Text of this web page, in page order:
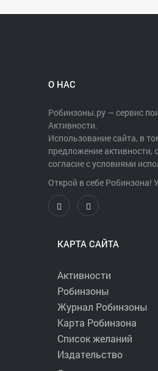
О НАС
Робинзоны.ру — сервис
Активности.
Использование сайта, в
предложение активности,
согласие с условиями
Открой в себе Робинзона!
КАРТА САЙТА
Активности
Робинзоны
Журнал Робинзоны
Карта Робинзона
Список желаний
Издательство